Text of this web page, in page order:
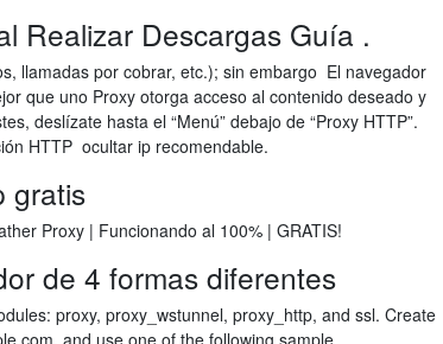
Realizar Descargas Guía .
llamadas por cobrar, etc.); sin embargo El navegador
que uno Proxy otorga acceso al contenido deseado y
deslízate hasta el “Menú” debajo de “Proxy HTTP”.
HTTP ocultar ip recomendable.
gratis
Proxy | Funcionando al 100% | GRATIS!
de 4 formas diferentes
proxy, proxy_wstunnel, proxy_http, and ssl. Create
and use one of the following sample